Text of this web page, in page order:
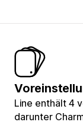
Line enthält 4
darunter